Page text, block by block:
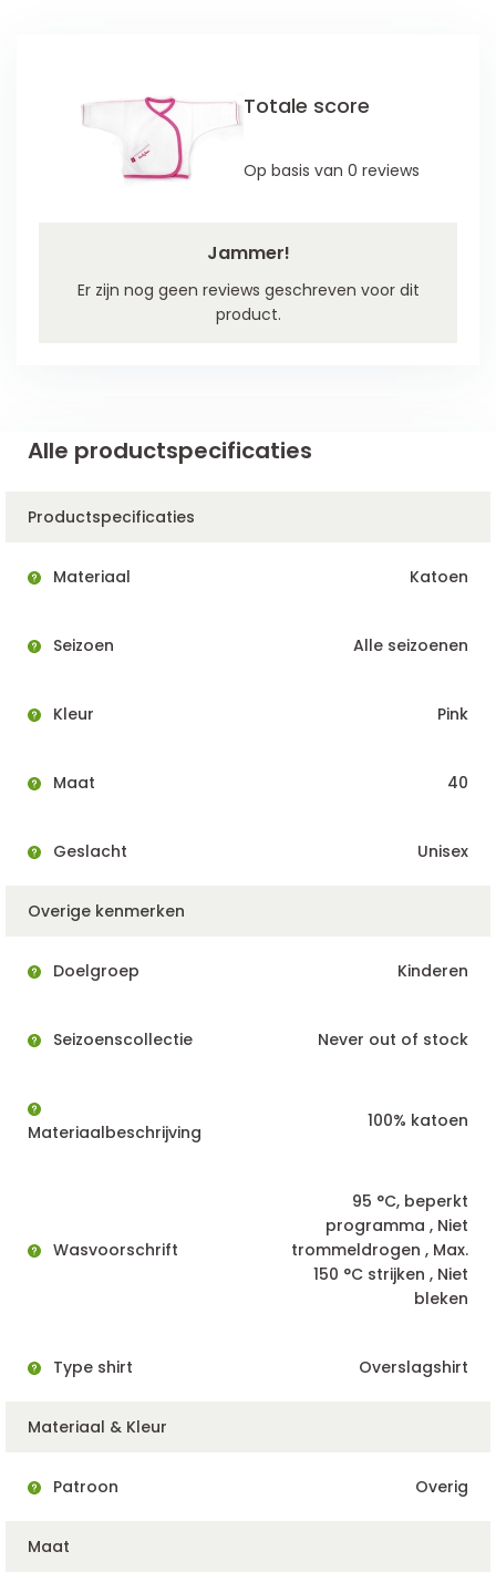
Jammer!
Er zijn nog geen reviews geschreven voor dit
product.
Totale score
Op basis van 0 reviews
Alle productspecificaties
Productspecificaties
Materiaal Katoen
Seizoen Alle seizoenen
Kleur Pink
Maat 40
Geslacht Unisex
Overige kenmerken
Doelgroep Kinderen
Seizoenscollectie Never out of stock
Materiaalbeschrijving
100% katoen
Wasvoorschrift
95 °C, beperkt
programma , Niet
trommeldrogen , Max.
150 °C strijken , Niet
bleken
Type shirt Overslagshirt
Materiaal & Kleur
Patroon Overig
Maat